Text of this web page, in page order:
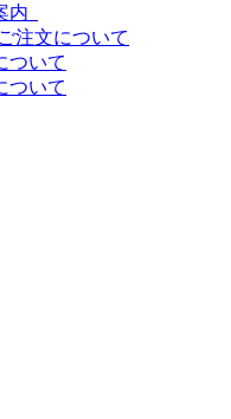
内
注文について
ついて
ついて